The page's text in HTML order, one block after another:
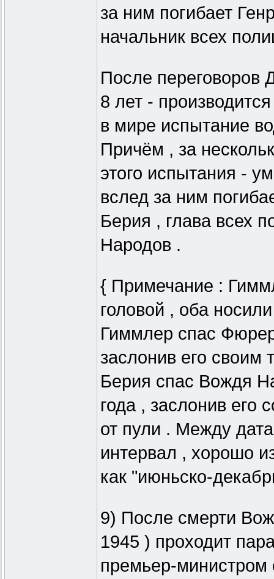
за ним погибает
начальник всех
После переговоров
8 лет -
в мире испытание
Причём , за
этого испытания -
вслед за ним
Берия , глава всех
Народов .
{ Примечание :
головой , оба
Гиммлер спас
заслонив его своим
Берия спас Вождя
года , заслонив его
от пули . Между
интервал , хорошо
как "июньско-
9) После смерти
1945 ) проходит
премьер-министром